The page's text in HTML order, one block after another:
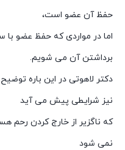
حفظ آن عضو است،
اما در مواردی که حفظ عضو با
برداشتن آن می شویم.
دکتر لاهوتی در این باره
نیز شرایطی پیش می آید
که ناگزیر از خارج کردن رحم
نمی شود